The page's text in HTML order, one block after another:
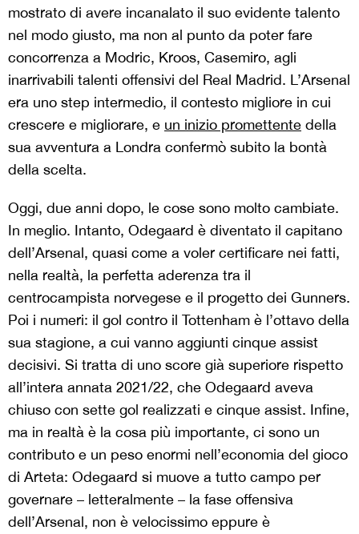
mostrato di avere incanalato il suo evidente talento
nel modo giusto, ma non al punto da poter fare
concorrenza a Modric, Kroos, Casemiro, agli
inarrivabili talenti offensivi del Real Madrid. L’Arsenal
era uno step intermedio, il contesto migliore in cui
crescere e migliorare, e un inizio promettente della
sua avventura a Londra confermò subito la bontà
della scelta.
Oggi, due anni dopo, le cose sono molto cambiate.
In meglio. Intanto, Odegaard è diventato il capitano
dell’Arsenal, quasi come a voler certificare nei fatti,
nella realtà, la perfetta aderenza tra il
centrocampista norvegese e il progetto dei Gunners.
Poi i numeri: il gol contro il Tottenham è l’ottavo della
sua stagione, a cui vanno aggiunti cinque assist
decisivi. Si tratta di uno score già superiore rispetto
all’intera annata 2021/22, che Odegaard aveva
chiuso con sette gol realizzati e cinque assist. Infine,
ma in realtà è la cosa più importante, ci sono un
contributo e un peso enormi nell’economia del gioco
di Arteta: Odegaard si muove a tutto campo per
governare – letteralmente – la fase offensiva
dell’Arsenal, non è velocissimo eppure è